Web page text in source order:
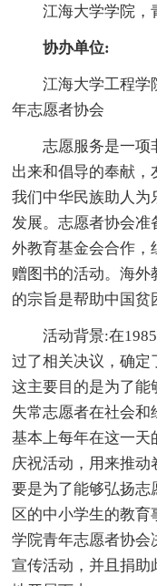
江海大学学院，
协办单位:
江海大学工程学
年志愿者协会
志愿服务是一项
出来和倡导的奉献，
我们中华民族助人为
发展。志愿者协会
外教育基金会合作，
赠图书的活动。海
的宗旨是帮助中国贫
活动背景:在1985
过了相关决议，确定
这主要目的是为了能
失常志愿者在社会和
基本上每年在这一天
庆祝活动，用来推动
要是为了能够弘扬志
区的中小学生的教
学院青年志愿者协会
宣传活动，并且捐助